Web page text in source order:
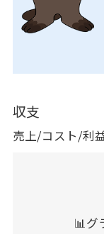
収支
売上/コスト/利
📊グ